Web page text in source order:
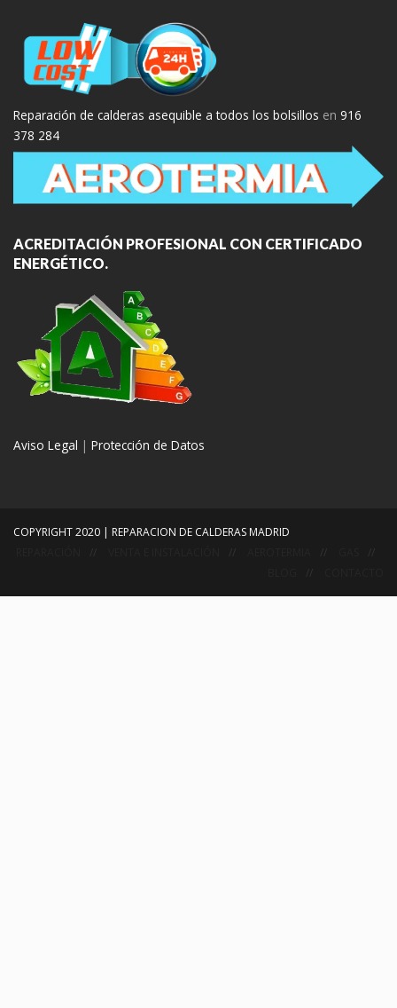
Reparación de calderas asequible a todos los bolsillos en 916
378 284
ACREDITACIÓN PROFESIONAL CON CERTIFICADO
ENERGÉTICO.
Aviso Legal | Protección de Datos
COPYRIGHT 2020 | REPARACION DE CALDERAS MADRID